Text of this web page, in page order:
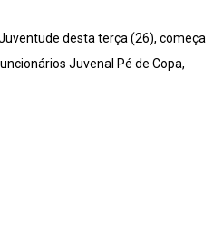
desta terça (26), começa
Juvenal Pé de Copa,